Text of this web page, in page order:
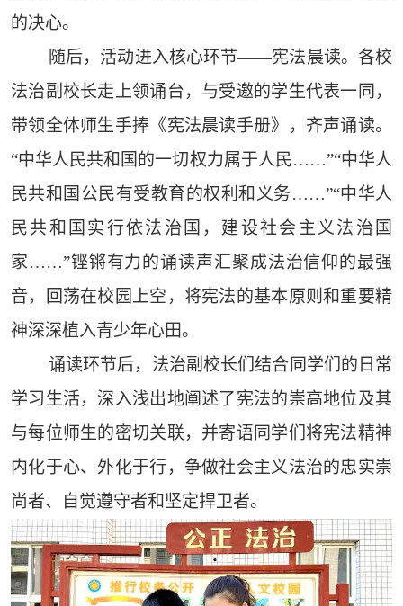
的决心。
随后，活动进入核心环节——宪法晨读。各校
法治副校长走上领诵台，与受邀的学生代表一同，
带领全体师生手捧《宪法晨读手册》，齐声诵读。
“中华人民共和国的一切权力属于人民……”“中华人
民共和国公民有受教育的权利和义务……”“中华人
民共和国实行依法治国，建设社会主义法治国
家……”铿锵有力的诵读声汇聚成法治信仰的最强
音，回荡在校园上空，将宪法的基本原则和重要精
神深深植入青少年心田。
诵读环节后，法治副校长们结合同学们的日常
学习生活，深入浅出地阐述了宪法的崇高地位及其
与每位师生的密切关联，并寄语同学们将宪法精神
内化于心、外化于行，争做社会主义法治的忠实崇
尚者、自觉遵守者和坚定捍卫者。